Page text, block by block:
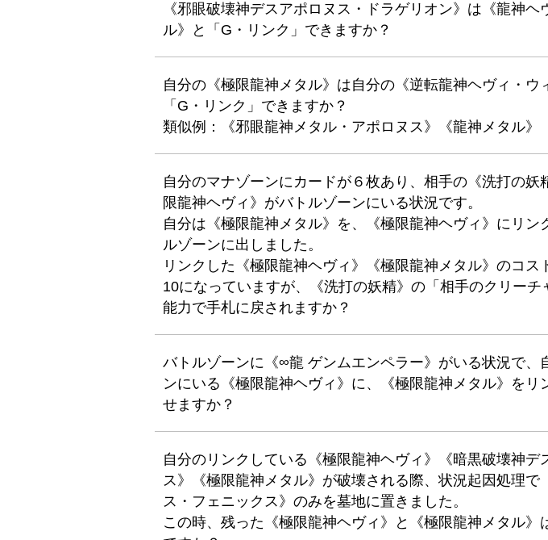
《邪眼破壊神デスアポロヌス・ドラゲリオン》は《龍神ヘ
ル》と「G・リンク」できますか？
自分の《極限龍神メタル》は自分の《逆転龍神ヘヴィ・ウ
「G・リンク」できますか？
類似例：《邪眼龍神メタル・アポロヌス》《龍神メタル》
自分のマナゾーンにカードが６枚あり、相手の《洗打の妖
限龍神ヘヴィ》がバトルゾーンにいる状況です。
自分は《極限龍神メタル》を、《極限龍神ヘヴィ》にリン
ルゾーンに出しました。
リンクした《極限龍神ヘヴィ》《極限龍神メタル》のコス
10になっていますが、《洗打の妖精》の「相手のクリーチ
能力で手札に戻されますか？
バトルゾーンに《∞龍 ゲンムエンペラー》がいる状況で、
ンにいる《極限龍神ヘヴィ》に、《極限龍神メタル》をリ
せますか？
自分のリンクしている《極限龍神ヘヴィ》《暗黒破壊神デ
ス》《極限龍神メタル》が破壊される際、状況起因処理で
ス・フェニックス》のみを墓地に置きました。
この時、残った《極限龍神ヘヴィ》と《極限龍神メタル》